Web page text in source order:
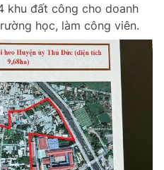
khu đất công cho doanh
học, làm công viên.